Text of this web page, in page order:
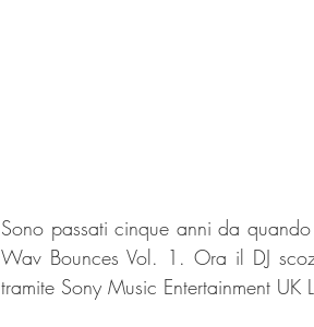
Sono passati cinque anni da
Wav Bounces Vol. 1. Ora il DJ
tramite Sony Music Entertainment UK